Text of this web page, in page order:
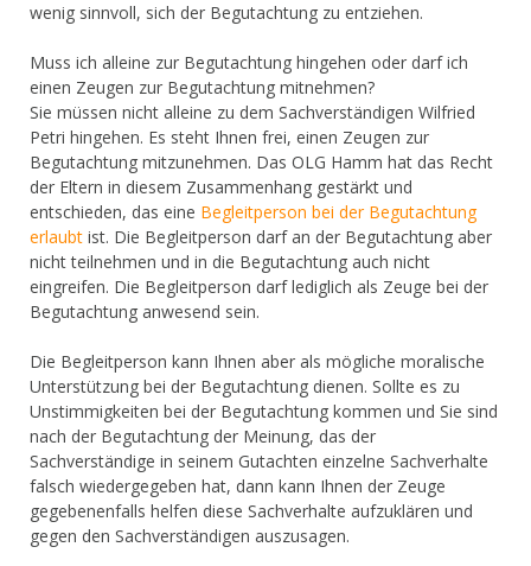
wenig sinnvoll, sich der Begutachtung zu entziehen.
Muss ich alleine zur Begutachtung hingehen oder darf ich
einen Zeugen zur Begutachtung mitnehmen?
Sie müssen nicht alleine zu dem Sachverständigen Wilfried
Petri hingehen. Es steht Ihnen frei, einen Zeugen zur
Begutachtung mitzunehmen. Das OLG Hamm hat das Recht
der Eltern in diesem Zusammenhang gestärkt und
entschieden, das eine Begleitperson bei der Begutachtung
erlaubt ist. Die Begleitperson darf an der Begutachtung aber
nicht teilnehmen und in die Begutachtung auch nicht
eingreifen. Die Begleitperson darf lediglich als Zeuge bei der
Begutachtung anwesend sein.
Die Begleitperson kann Ihnen aber als mögliche moralische
Unterstützung bei der Begutachtung dienen. Sollte es zu
Unstimmigkeiten bei der Begutachtung kommen und Sie sind
nach der Begutachtung der Meinung, das der
Sachverständige in seinem Gutachten einzelne Sachverhalte
falsch wiedergegeben hat, dann kann Ihnen der Zeuge
gegebenenfalls helfen diese Sachverhalte aufzuklären und
gegen den Sachverständigen auszusagen.